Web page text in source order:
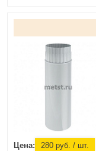
Цена: 280 руб. / шт.